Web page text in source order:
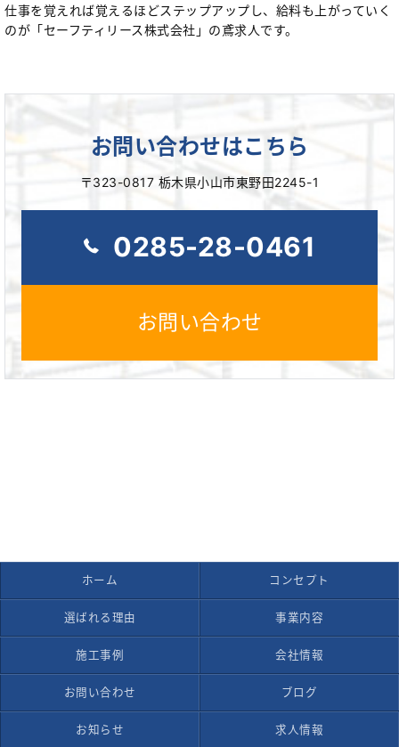
仕事を覚えれば覚えるほどステップアップし、給料も上がっていく
のが「セーフティリース株式会社」の鳶求人です。
お問い合わせはこちら
〒323-0817 栃木県小山市東野田2245-1
0285-28-0461
お問い合わせ
ホーム コンセプト
選ばれる理由 事業内容
施工事例 会社情報
お問い合わせ ブログ
お知らせ 求人情報